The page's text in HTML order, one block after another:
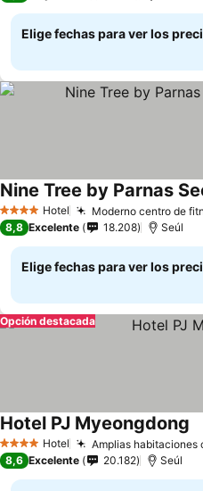
Elige fechas para ver los
4 EstrellasHotel Moderno centro de
Nine Tree by Parnas
8,8 Excelente 18.208 Seúl
Elige fechas para ver los
Opción destacada
4 EstrellasHotel Amplias habitaciones
Hotel PJ Myeongdong
8,6 Excelente 20.182 Seúl